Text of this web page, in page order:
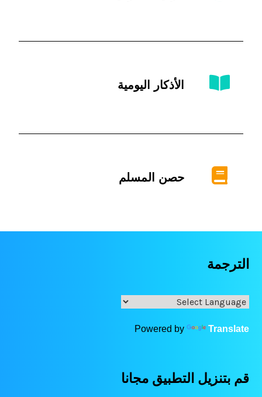
الأذكار اليومية
حصن المسلم
الترجمة
Powered by Translate
قم بتنزيل التطبيق مجانا